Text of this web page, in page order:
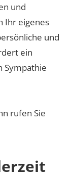
und
Ihr eigenes
und
ein
Sympathie
rufen Sie